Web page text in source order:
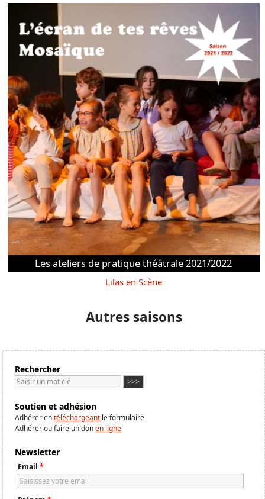
Les ateliers de pratique théâtrale 2021/2022
Lilas en Scène
Autres saisons
Rechercher
Soutien et adhésion
Adhérer entéléchargeant le formulaire
Adhérer ou faire un donen ligne
Newsletter
Email *